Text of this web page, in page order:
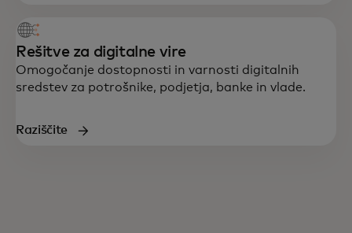
Rešitve za digitalne vire
Omogočanje dostopnosti in varnosti digitalnih
sredstev za potrošnike, podjetja, banke in vlade.
Raziščite